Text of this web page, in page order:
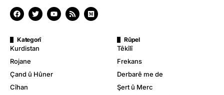
Kategorî
Kurdistan
Rojane
Çand û Hûner
Cîhan
Rûpel
Têkîlî
Frekans
Derbarê me de
Şert û Merc